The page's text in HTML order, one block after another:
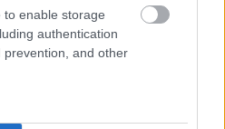
to enable storage
authentication
and other
az ablak – egyszerűbb a